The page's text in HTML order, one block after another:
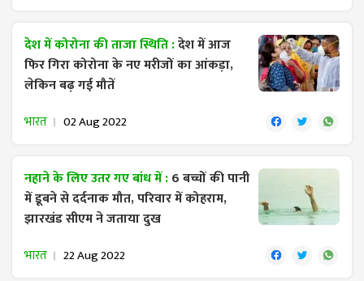
देश में कोरोना की ताजा स्थिति :देश में आज
फिर गिरा कोरोना के नए मरीजों का आंकड़ा,
लेकिन बढ़ गई मौतें
भारत 02 Aug 2022
नहाने के लिए उतर गए बांध में :6 बच्चों की पानी
में डूबने से दर्दनाक मौत, परिवार में कोहराम,
झारखंड सीएम ने जताया दुख
भारत 22 Aug 2022